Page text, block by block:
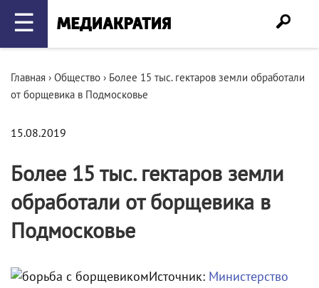
☰
Главная › Общество › Более 15 тыс. гектаров земли обработали
от борщевика в Подмосковье
15.08.2019
Более 15 тыс. гектаров земли
обработали от борщевика в
Подмосковье
Источник: Министерство